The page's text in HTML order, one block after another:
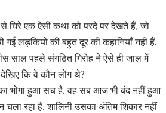
घिरे एक ऐसी कथा को परदे पर देखते हैं, जो
लड़कियों की बहुत दूर की कहानियाँ नहीं हैं.
साल पहले संगठित गिरोह ने ऐसे ही जाल में
कि वे कौन लोग थे?
भोगा हुआ सच है. वह सब आज भी बंद नहीं हुआ
रहा है. शालिनी उसका अंतिम शिकार नहीं